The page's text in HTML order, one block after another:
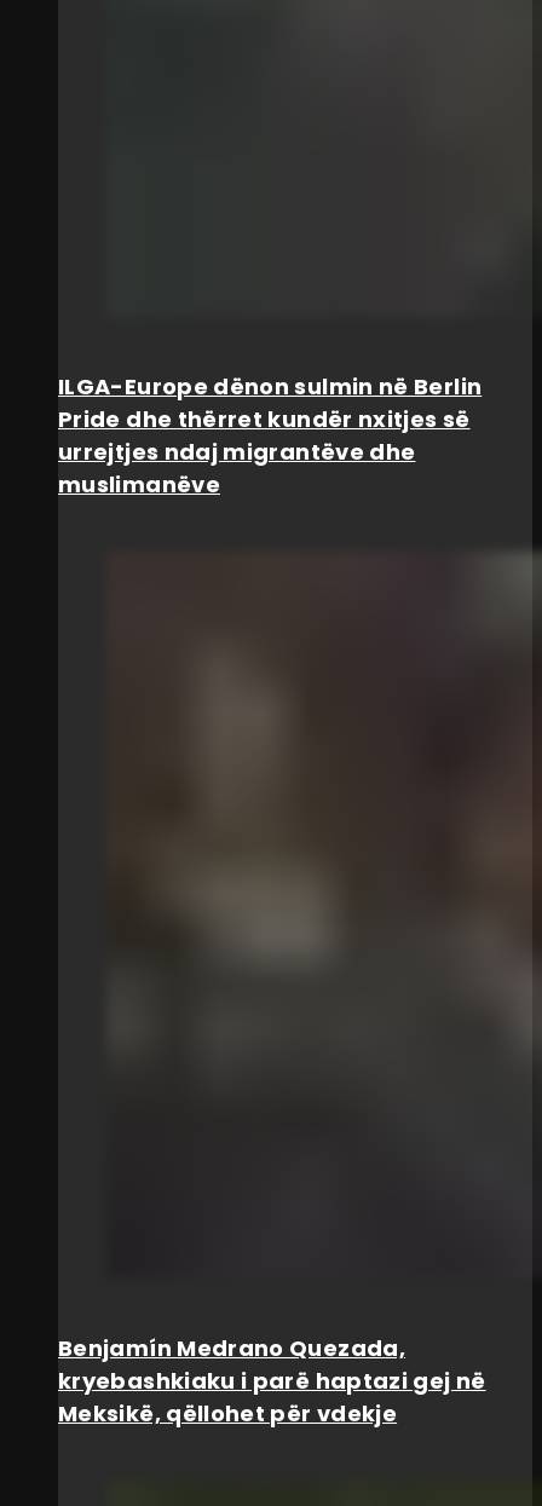
ILGA-Europe dënon sulmin në Berlin
Pride dhe thërret kundër nxitjes së
urrejtjes ndaj migrantëve dhe
muslimanëve
Benjamín Medrano Quezada,
kryebashkiaku i parë haptazi gej në
Meksikë, qëllohet për vdekje